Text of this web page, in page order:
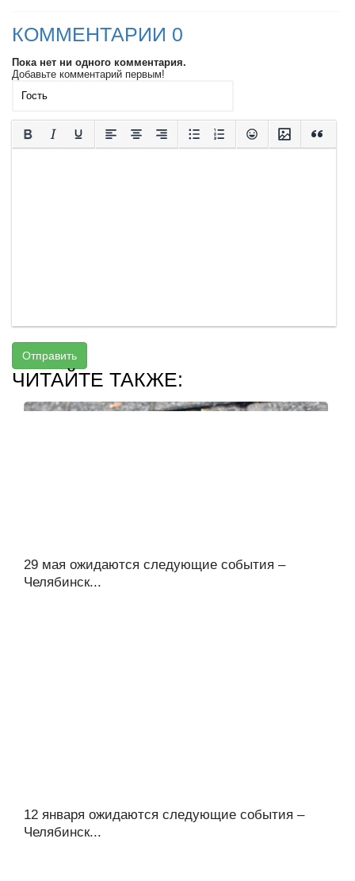
КОММЕНТАРИИ 0
Пока нет ни одного комментария.
Добавьте комментарий первым!
Отправить
ЧИТАЙТЕ ТАКЖЕ:
29 мая ожидаются следующие события –
Челябинск...
12 января ожидаются следующие события –
Челябинск...